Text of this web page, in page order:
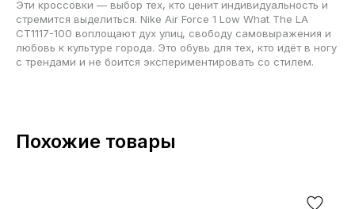
Эти кроссовки — выбор тех, кто ценит индивидуальность и
стремится выделиться. Nike Air Force 1 Low What The LA
CT1117-100 воплощают дух улиц, свободу самовыражения и
любовь к культуре города. Это обувь для тех, кто идёт в ногу
с трендами и не боится экспериментировать со стилем.
Похожие товары